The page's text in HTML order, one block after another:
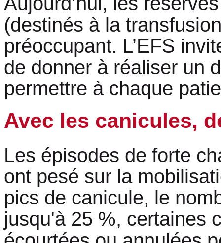
(destinés à la
préoccupant. L’EFS
de donner à réaliser un
permettre à chaque
Avec les canicules,
Les épisodes de forte
ont pesé sur la
pics de canicule, le
jusqu'à 25 %, certaines